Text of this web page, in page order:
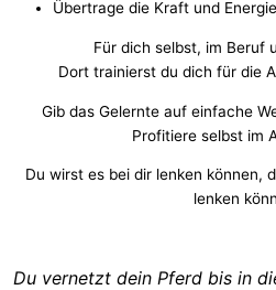
Übertrage die Kraft und
Für dich selbst, im Beruf
Dort trainierst du dich für die
Gib das Gelernte auf einfache
Profitiere selbst im
Du wirst es bei dir lenken können,
lenken
Du vernetzt dein Pferd bis in